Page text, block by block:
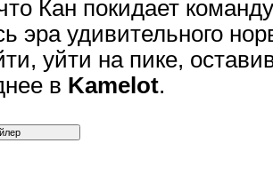
Кан покидает
эра удивительного
уйти на пике,
в Kamelot.